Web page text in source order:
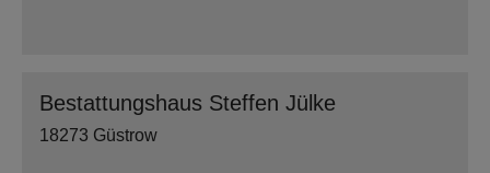
Bestattungshaus Steffen Jülke
18273 Güstrow